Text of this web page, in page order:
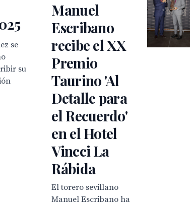
se
su
Manuel
Escribano
recibe el XX
Premio
Taurino 'Al
Detalle para
el Recuerdo'
en el Hotel
Vincci La
Rábida
El torero sevillano
Manuel Escribano ha